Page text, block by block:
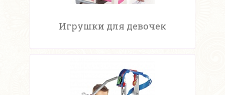
Игрушки для девочек